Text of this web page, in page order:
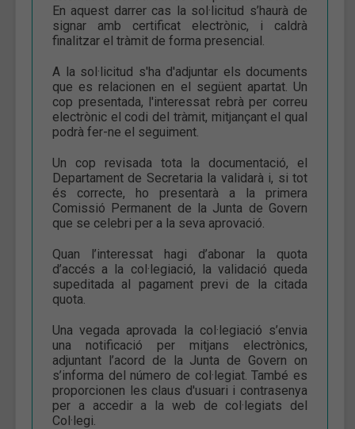
En aquest darrer cas la sol·licitud s’haurà de
signar amb certificat electrònic, i caldrà
finalitzar el tràmit de forma presencial.
A la sol·licitud s'ha d'adjuntar els documents
que es relacionen en el següent apartat. Un
cop presentada, l'interessat rebrà per correu
electrònic el codi del tràmit, mitjançant el qual
podrà fer-ne el seguiment.
Un cop revisada tota la documentació, el
Departament de Secretaria la validarà i, si tot
és correcte, ho presentarà a la primera
Comissió Permanent de la Junta de Govern
que se celebri per a la seva aprovació.
Quan l’interessat hagi d’abonar la quota
d’accés a la col·legiació, la validació queda
supeditada al pagament previ de la citada
quota.
Una vegada aprovada la col·legiació s’envia
una notificació per mitjans electrònics,
adjuntant l’acord de la Junta de Govern on
s’informa del número de col·legiat. També es
proporcionen les claus d'usuari i contrasenya
per a accedir a la web de col·legiats del
Col·legi.